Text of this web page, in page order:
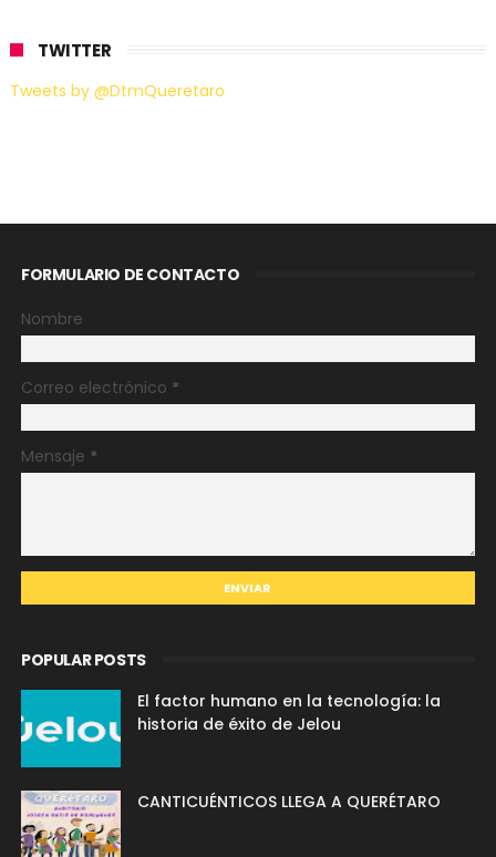
TWITTER
Tweets by @DtmQueretaro
FORMULARIO DE CONTACTO
Nombre
Correo electrónico *
Mensaje *
POPULAR POSTS
El factor humano en la tecnología: la
historia de éxito de Jelou
CANTICUÉNTICOS LLEGA A QUERÉTARO